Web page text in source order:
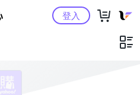
Yahoo購物中心登入